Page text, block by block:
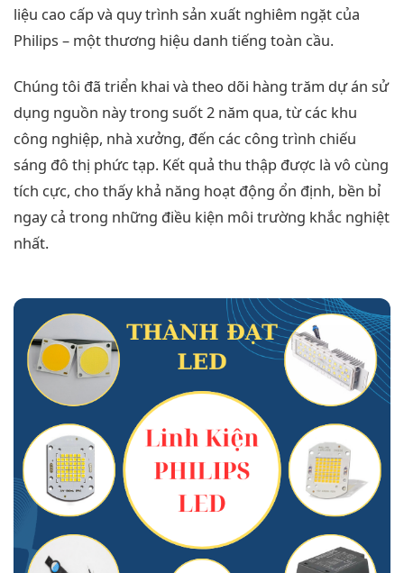
liệu cao cấp và quy trình sản xuất nghiêm ngặt của
Philips – một thương hiệu danh tiếng toàn cầu.
Chúng tôi đã triển khai và theo dõi hàng trăm dự án sử
dụng nguồn này trong suốt 2 năm qua, từ các khu
công nghiệp, nhà xưởng, đến các công trình chiếu
sáng đô thị phức tạp. Kết quả thu thập được là vô cùng
tích cực, cho thấy khả năng hoạt động ổn định, bền bỉ
ngay cả trong những điều kiện môi trường khắc nghiệt
nhất.